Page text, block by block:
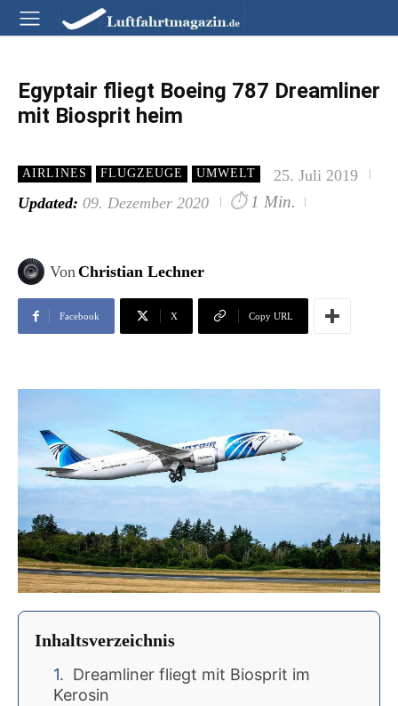
Egyptair fliegt Boeing 787 Dreamliner
mit Biosprit heim
AIRLINES FLUGZEUGE UMWELT
25. Juli 2019
Updated: 09. Dezember 2020 ⏱ 1 Min.
VonChristian Lechner
Facebook X Copy URL
Inhaltsverzeichnis
Dreamliner fliegt mit Biosprit im
Kerosin